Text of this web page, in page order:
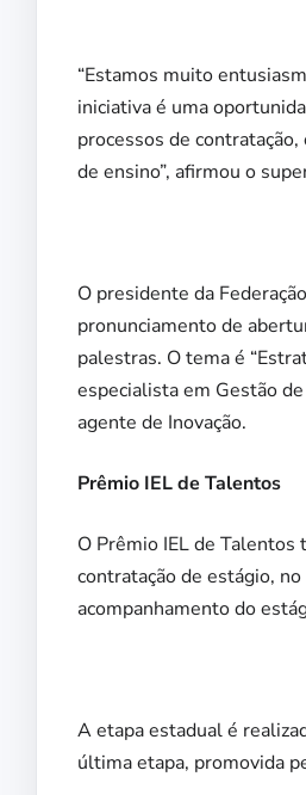
“Estamos muito
iniciativa é uma
processos de
de ensino”, afirmou o
O presidente da
pronunciamento de
palestras. O tema é
especialista em Gestão
agente de Inovação.
Prêmio IEL de Talentos
O Prêmio IEL de
contratação de estágio,
acompanhamento do
A etapa estadual é
última etapa, promovida